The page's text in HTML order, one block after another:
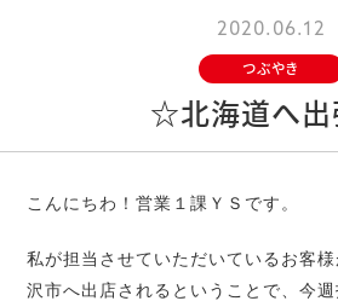
2020.06.12
つぶやき
☆北海道へ
こんにちわ！営業１課ＹＳです。
私が担当させていただいているお客
沢市へ出店されるということで、今